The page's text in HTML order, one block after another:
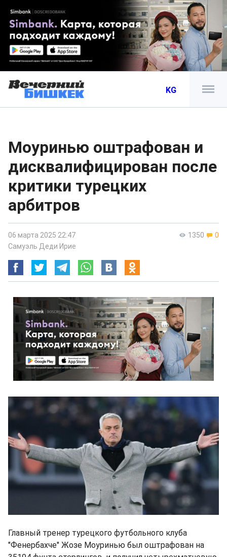
KG
Моуринью оштрафован и
дисквалифицирован после
критики турецких
арбитров
1350 0
06 марта 2025 22:47
Самуэль Деди Ирие
Главный тренер турецкого футбольного клуба
"Фенербахче" Жозе Моуринью был оштрафован на